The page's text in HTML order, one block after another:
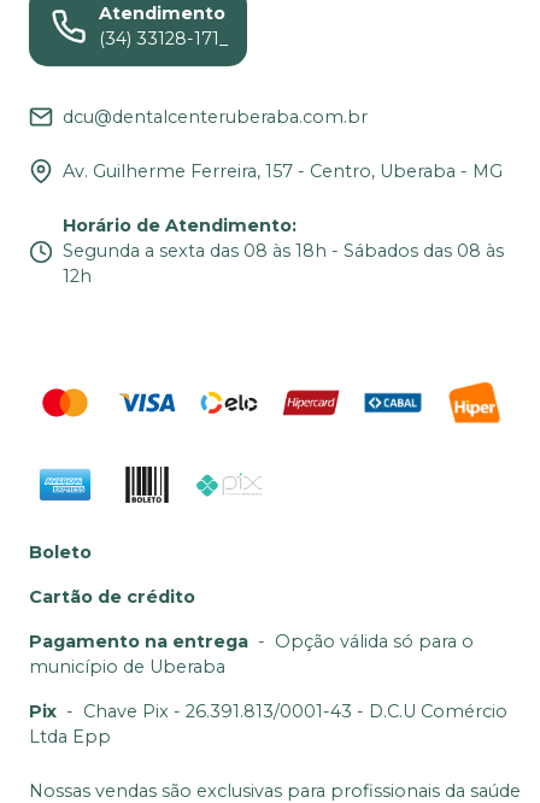
Atendimento
(34) 33128-171_
dcu@dentalcenteruberaba.com.br
Av. Guilherme Ferreira, 157 - Centro, Uberaba - MG
Horário de Atendimento:
Segunda a sexta das 08 às 18h - Sábados das 08 às
12h
Boleto
Cartão de crédito
Pagamento na entrega - Opção válida só para o
município de Uberaba
Pix - Chave Pix - 26.391.813/0001-43 - D.C.U Comércio
Ltda Epp
Nossas vendas são exclusivas para profissionais da saúde